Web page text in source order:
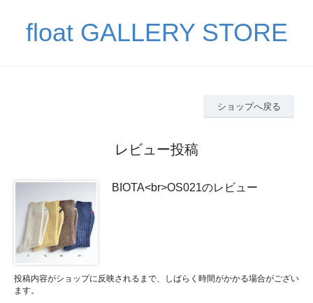
float GALLERY STORE
ショップへ戻る
レビュー投稿
BIOTA<br>OS021のレビュー
投稿内容がショップに反映されるまで、しばらく時間がかかる場合がござい
ます。